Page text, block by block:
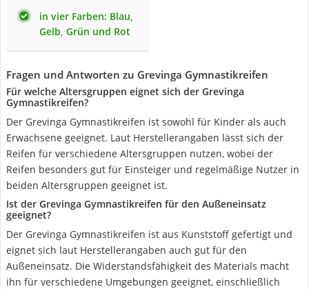
in vier Farben: Blau,
Gelb, Grün und Rot
Fragen und Antworten zu Grevinga Gymnastikreifen
Für welche Altersgruppen eignet sich der Grevinga
Gymnastikreifen?
Der Grevinga Gymnastikreifen ist sowohl für Kinder als auch
Erwachsene geeignet. Laut Herstellerangaben lässt sich der
Reifen für verschiedene Altersgruppen nutzen, wobei der
Reifen besonders gut für Einsteiger und regelmäßige Nutzer in
beiden Altersgruppen geeignet ist.
Ist der Grevinga Gymnastikreifen für den Außeneinsatz
geeignet?
Der Grevinga Gymnastikreifen ist aus Kunststoff gefertigt und
eignet sich laut Herstellerangaben auch gut für den
Außeneinsatz. Die Widerstandsfähigkeit des Materials macht
ihn für verschiedene Umgebungen geeignet, einschließlich